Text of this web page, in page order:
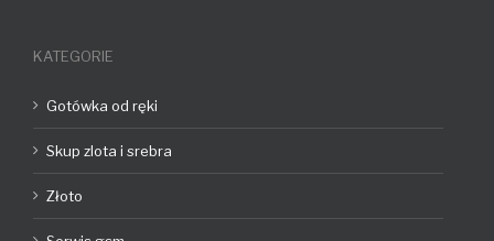
KATEGORIE
Gotówka od ręki
Skup zlota i srebra
Złoto